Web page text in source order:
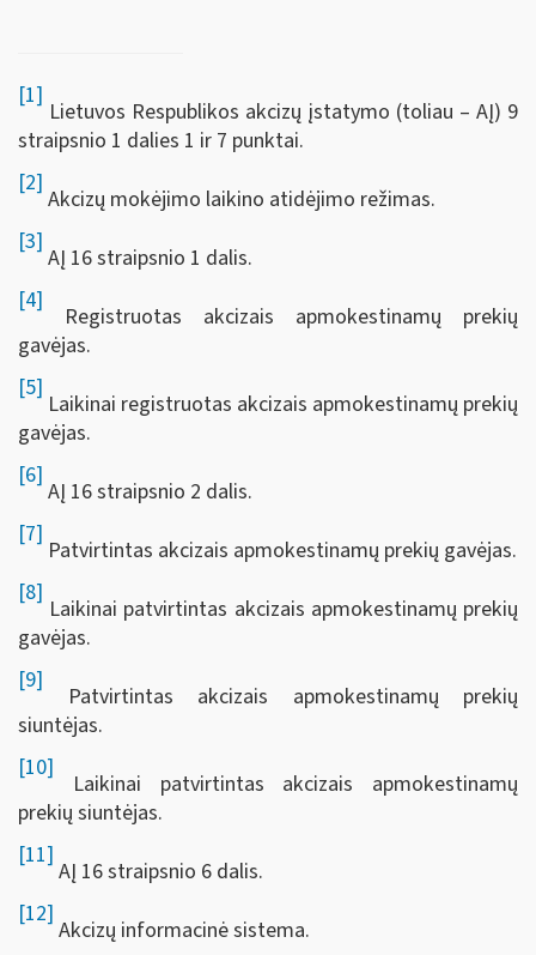
[1]
Lietuvos Respublikos akcizų įstatymo (toliau – AĮ) 9
straipsnio 1 dalies 1 ir 7 punktai.
[2]
Akcizų mokėjimo laikino atidėjimo režimas.
[3]
AĮ 16 straipsnio 1 dalis.
[4]
Registruotas akcizais apmokestinamų prekių
gavėjas.
[5]
Laikinai registruotas akcizais apmokestinamų prekių
gavėjas.
[6]
AĮ 16 straipsnio 2 dalis.
[7]
Patvirtintas akcizais apmokestinamų prekių gavėjas.
[8]
Laikinai patvirtintas akcizais apmokestinamų prekių
gavėjas.
[9]
Patvirtintas akcizais apmokestinamų prekių
siuntėjas.
[10]
Laikinai patvirtintas akcizais apmokestinamų
prekių siuntėjas.
[11]
AĮ 16 straipsnio 6 dalis.
[12]
Akcizų informacinė sistema.